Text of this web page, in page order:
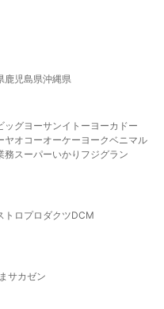
鹿児島県沖縄県
ッグヨーサンイトーヨーカドー
ヤオコーオーケー ヨークベニマル
務スーパーいかり フジグラン
トロプロダクツDCM
サカゼン